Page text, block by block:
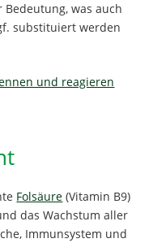
Bedeutung, was auch
substituiert werden
und reagieren
Folsäure (Vitamin B9)
das Wachstum aller
Immunsystem und